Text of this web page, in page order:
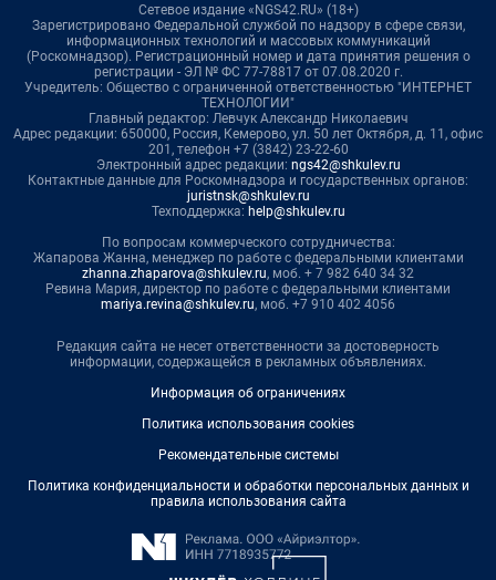
Сетевое издание «NGS42.RU» (18+)
Зарегистрировано Федеральной службой по надзору в сфере связи,
информационных технологий и массовых коммуникаций
(Роскомнадзор). Регистрационный номер и дата принятия решения о
регистрации - ЭЛ № ФС 77-78817 от 07.08.2020 г.
Учредитель: Общество с ограниченной ответственностью "ИНТЕРНЕТ
ТЕХНОЛОГИИ"
Главный редактор: Левчук Александр Николаевич
Адрес редакции: 650000, Россия, Кемерово, ул. 50 лет Октября, д. 11, офис
201, телефон +7 (3842) 23-22-60
Электронный адрес редакции: ngs42@shkulev.ru
Контактные данные для Роскомнадзора и государственных органов:
juristnsk@shkulev.ru
Техподдержка: help@shkulev.ru
По вопросам коммерческого сотрудничества:
Жапарова Жанна, менеджер по работе с федеральными клиентами
zhanna.zhaparova@shkulev.ru, моб. + 7 982 640 34 32
Ревина Мария, директор по работе с федеральными клиентами
mariya.revina@shkulev.ru, моб. +7 910 402 4056
Редакция сайта не несет ответственности за достоверность
информации, содержащейся в рекламных объявлениях.
Информация об ограничениях
Политика использования cookies
Рекомендательные системы
Политика конфиденциальности и обработки персональных данных и
правила использования сайта